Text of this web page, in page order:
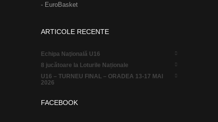
- EuroBasket
ARTICOLE RECENTE
Echipa Naţională U16
8 jucătoare la Loturile Naționale
U16 – TURNEU FINAL – ORADEA 13-17 MAI
2026
FACEBOOK